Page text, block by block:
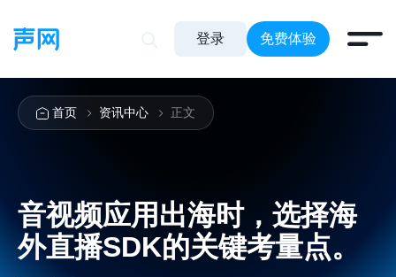
登录 免费体验
首页 资讯中心 正文
音视频应用出海时，选择海
外直播SDK的关键考量点。